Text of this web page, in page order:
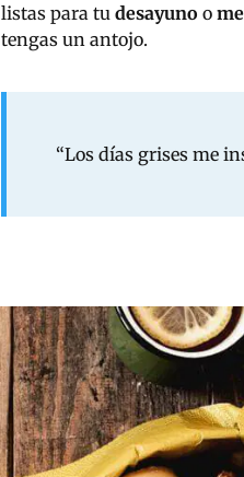
listas para tudesayunoo
tengas un antojo.
“Los días grises me